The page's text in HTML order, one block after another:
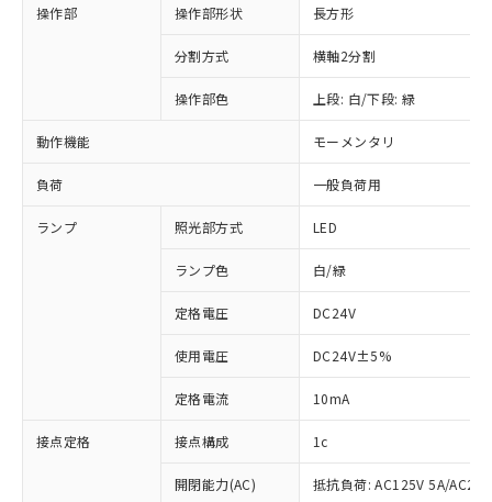
操作部 操作部形状 長方形
分割方式 横軸2分割
操作部色 上段: 白/下段: 緑
動作機能 モーメンタリ
負荷 一般負荷用
ランプ 照光部方式 LED
ランプ色 白/緑
定格電圧 DC24V
使用電圧 DC24V±5%
定格電流 10mA
接点定格 接点構成 1c
開閉能力(AC) 抵抗負荷: AC125V 5A/